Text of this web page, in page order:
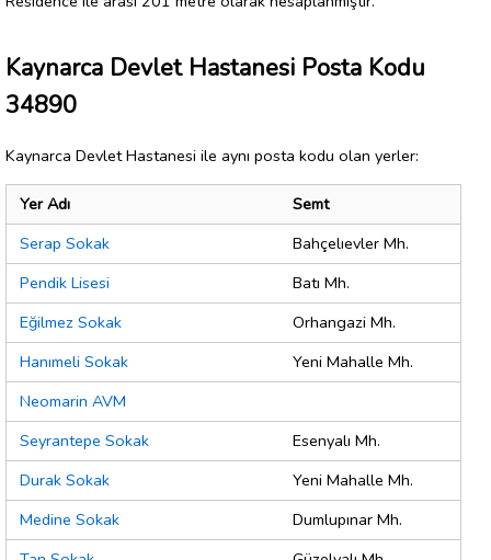
Kaynarca Devlet Hastanesi Posta Kodu
34890
Kaynarca Devlet Hastanesi ile aynı posta kodu olan yerler:
Yer Adı
Semt
Serap Sokak
Bahçelıevler Mh.
Pendik Lisesi
Batı Mh.
Eğilmez Sokak
Orhangazi Mh.
Hanımeli Sokak
Yeni Mahalle Mh.
Neomarin AVM
Seyrantepe Sokak
Esenyalı Mh.
Durak Sokak
Yeni Mahalle Mh.
Medine Sokak
Dumlupınar Mh.